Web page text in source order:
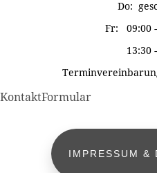
Do:
Fr: 09:00
13:30 -
KontaktFormular
IMPRESSUM &